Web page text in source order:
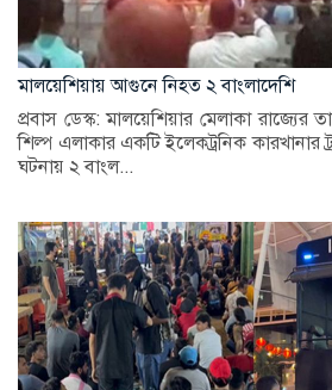
মালয়েশিয়ায় আগুনে নিহত ২ বাংলাদেশি
প্রবাস ডেস্ক: মালয়েশিয়ার মেলাকা রাজ্যের
শিল্প এলাকার একটি ইলেকট্রনিক কারখানার
ঘটনায় ২ বাংল...